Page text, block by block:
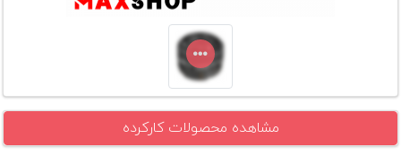
افزودن
دست
مشاهده محصولات کارکرده